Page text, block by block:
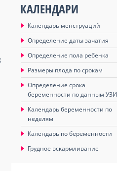
КАЛЕНДАРИ
Календарь менструаций
Определение даты зачатия
Определение пола ребенка
Размеры плода по срокам
Определение срока
беременности по данным УЗИ
Календарь беременности по
неделям
Календарь по беременности
Грудное вскармливание